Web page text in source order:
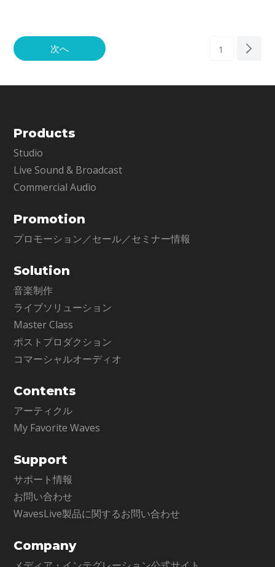
次へ 1
Products
Studio
Live Sound & Broadcast
Commercial Audio
Promotion
プロモーション／セール／セミナー情報
Solution
音楽制作
ライブソリューション
Master Class
ポストプロダクション
コマーシャルオーディオ
Contents
アーティクル
My Favorite Waves
Support
サポート情報
お問い合わせ
WavesLive製品に関するお問い合わせ
Company